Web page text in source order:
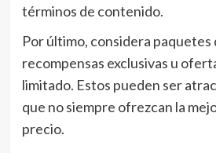
términos de contenido.
Por último, considera paquetes
recompensas exclusivas u
limitado. Estos pueden ser
que no siempre ofrezcan la
precio.